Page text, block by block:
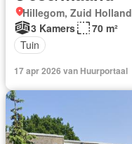
Hillegom, Zuid Holland
3 Kamers
70 m²
Tuin
17 apr 2026 van Huurportaal